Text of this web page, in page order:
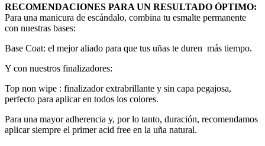
RECOMENDACIONES PARA UN RESULTADO ÓPTIMO:
Para una manicura de escándalo, combina tu esmalte permanente
con nuestras bases:
Base Coat: el mejor aliado para que tus uñas te duren más tiempo.
Y con nuestros finalizadores:
Top non wipe : finalizador extrabrillante y sin capa pegajosa,
perfecto para aplicar en todos los colores.
Para una mayor adherencia y, por lo tanto, duración, recomendamos
aplicar siempre el primer acid free en la uña natural.